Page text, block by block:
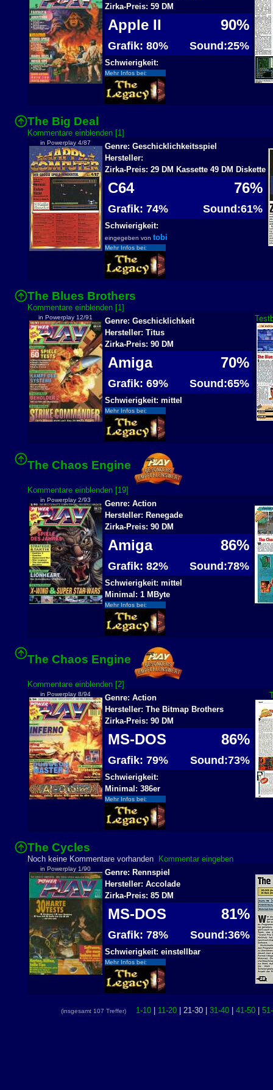
Zirka-Preis: 59 DM
Apple II 90%
Grafik: 80% Sound:25%
Schwierigkeit:
Mehr Infos bei:
The Big Deal
Kommentare einblenden [1]
in Powerplay 4/87
Genre: Geschicklichkeitsspiel
Hersteller:
Zirka-Preis: 29 DM Kassette 49 DM Diskette
C64 76%
Grafik: 74% Sound:61%
Schwierigkeit:
eingegeben von tobi
Mehr Infos bei:
The Blues Brothers
Kommentare einblenden [1]
in Powerplay 12/91
Genre: Geschicklichkeit
Hersteller: Titus
Zirka-Preis: 90 DM
Amiga 70%
Grafik: 69% Sound:65%
Schwierigkeit: mittel
Mehr Infos bei:
The Chaos Engine
Kommentare einblenden [19]
in Powerplay 2/93
Genre: Action
Hersteller: Renegade
Zirka-Preis: 90 DM
Amiga 86%
Grafik: 82% Sound:78%
Schwierigkeit: mittel
Minimal: 1 MByte
Mehr Infos bei:
The Chaos Engine
Kommentare einblenden [2]
in Powerplay 8/94
Genre: Action
Hersteller: The Bitmap Brothers
Zirka-Preis: 90 DM
MS-DOS 86%
Grafik: 79% Sound:73%
Schwierigkeit:
Minimal: 386er
Mehr Infos bei:
The Cycles
Noch keine Kommentare vorhanden Kommentar eingeben
in Powerplay 1/90
Genre: Rennspiel
Hersteller: Accolade
Zirka-Preis: 85 DM
MS-DOS 81%
Grafik: 78% Sound:36%
Schwierigkeit: einstellbar
Mehr Infos bei:
(insgesamt 107 Treffer) 1-10 11-20 | 21-30 | 31-40 41-50